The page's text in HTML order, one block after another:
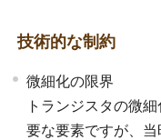
技術的な制約
微細化の限界
トランジスタの微
要な要素ですが、